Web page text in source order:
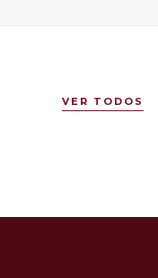
VER TODOS